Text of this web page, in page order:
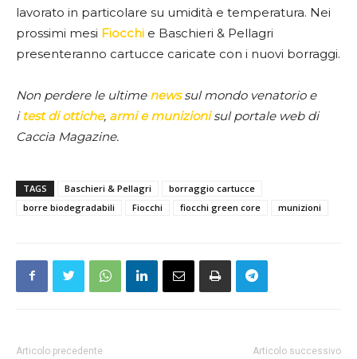
lavorato in particolare su umidità e temperatura. Nei
prossimi mesi Fiocchi e Baschieri & Pellagri
presenteranno cartucce caricate con i nuovi borraggi.
Non perdere le ultime newssul mondo venatorio e
i test di ottiche, armi e munizionisul portale web di
Caccia Magazine.
TAGS Baschieri & Pellagri
borraggio cartucce
borre biodegradabili
Fiocchi fiocchi green core munizioni
Articolo precedente Articolo successivo